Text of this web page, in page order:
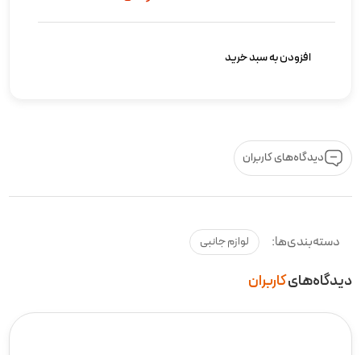
افزودن به سبد خرید
دیدگاه‌های کاربران
دیدگاه‌هایکاربران
دسته‌بندی‌ها: لوازم جانبی